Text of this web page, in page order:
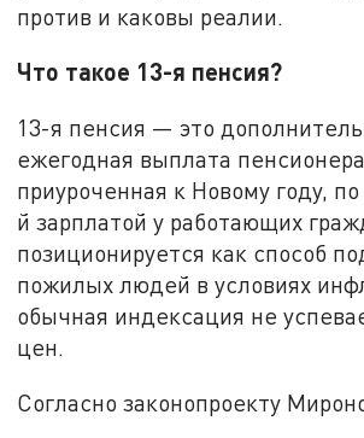
против и каковы реалии.
Что такое 13-я пенсия?
13-я пенсия — это
ежегодная выплата
приуроченная к Новому году,
й зарплатой у работающих
позиционируется как способ
пожилых людей в условиях
обычная индексация не
цен.
Согласно законопроекту